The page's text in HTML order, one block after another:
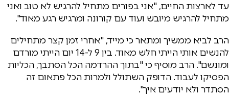
עד לארצות החיים, "אני בפורים מתחיל להרגיש לא טוב ואני
מתחיל להרגיש מיובש ועוד עם קורונה ומרגיש רגע מאוד".
הרב לביא ממשיך ומתאר כי מייד, "אחרי זמן קצר מתחילים
להנשים אותי הייתי חלש מאוד. בין 9 ל-14 יום הייתי מורדם
ומונשם". הרב מוסיף כי "בתוך ההרדמה הכל הסתבך, הכליות
הפסיקו לעבוד. הדופק השתולל ולמרות הכל פתאום זה
הסתדר ולא יודעים איך".